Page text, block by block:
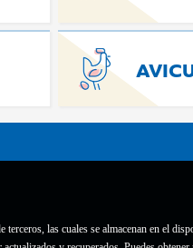
las cuales se almacenan en el